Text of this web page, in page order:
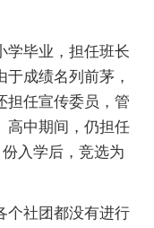
学毕业，担任班长
成绩名列前茅，
担任宣传委员，管
高中期间，仍担任
入学后，竞选为
个社团都没有进行